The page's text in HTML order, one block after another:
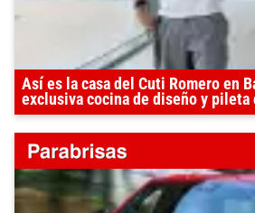
Así es la casa del Cuti Romero en
exclusiva cocina de diseño y pileta